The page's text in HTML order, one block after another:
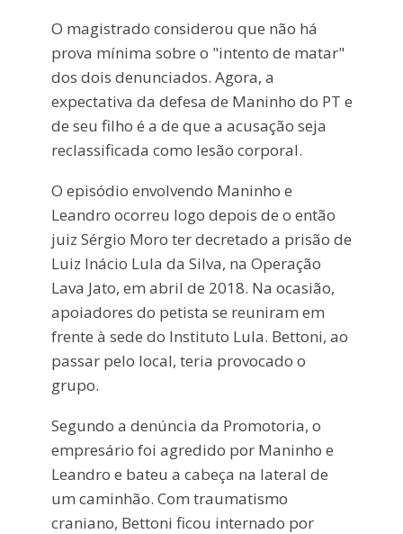
O magistrado considerou que não há
prova mínima sobre o "intento de matar"
dos dois denunciados. Agora, a
expectativa da defesa de Maninho do PT e
de seu filho é a de que a acusação seja
reclassificada como lesão corporal.
O episódio envolvendo Maninho e
Leandro ocorreu logo depois de o então
juiz Sérgio Moro ter decretado a prisão de
Luiz Inácio Lula da Silva, na Operação
Lava Jato, em abril de 2018. Na ocasião,
apoiadores do petista se reuniram em
frente à sede do Instituto Lula. Bettoni, ao
passar pelo local, teria provocado o
grupo.
Segundo a denúncia da Promotoria, o
empresário foi agredido por Maninho e
Leandro e bateu a cabeça na lateral de
um caminhão. Com traumatismo
craniano, Bettoni ficou internado por